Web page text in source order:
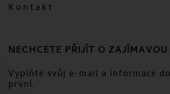
Kontakt
NECHCETE PŘIJÍT O
Vyplňte svůj e-mail a informace
první.